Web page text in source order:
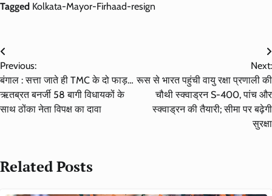
Tagged Kolkata-Mayor-Firhaad-resign
Post
navigation
Previous:
बंगाल : सत्ता जाते ही TMC के दो फाड़…
ऋतब्रत बनर्जी 58 बागी विधायकों के
साथ ठोंका नेता विपक्ष का दावा
Next:
रूस से भारत पहुंची वायु रक्षा प्रणाली की
चौथी स्क्वाड्रन S-400, पांच और
स्क्वाड्रन की तैयारी; सीमा पर बढ़ेगी
सुरक्षा
Related Posts